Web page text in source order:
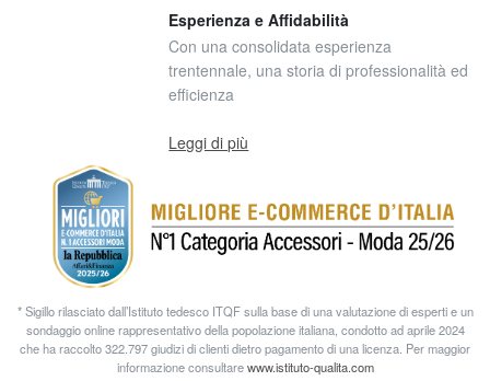
Esperienza e Affidabilità
Con una consolidata esperienza
trentennale, una storia di professionalità ed
efficienza
Leggi di più
* Sigillo rilasciato dall’Istituto tedesco ITQF sulla base di una valutazione di esperti e un
sondaggio online rappresentativo della popolazione italiana, condotto ad aprile 2024
che ha raccolto 322.797 giudizi di clienti dietro pagamento di una licenza. Per maggior
informazione consultarewww.istituto-qualita.com